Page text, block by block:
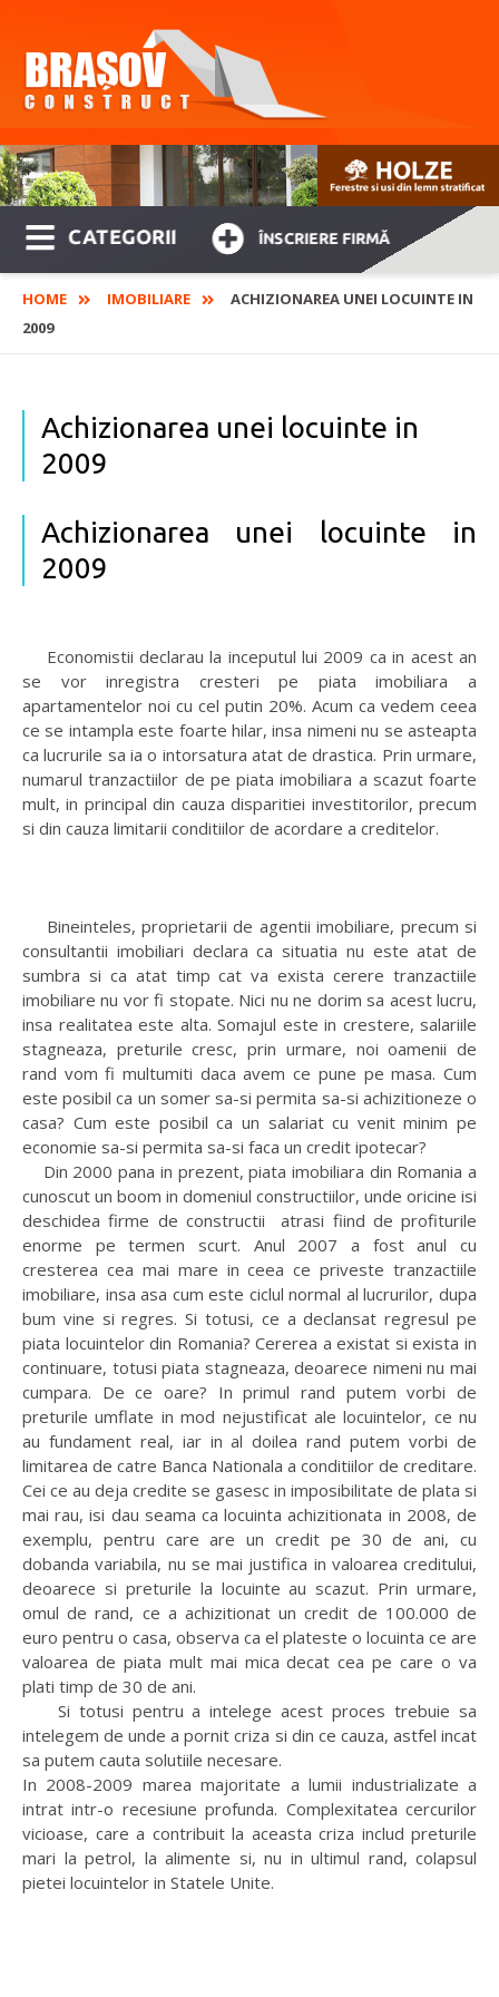
CATEGORII ÎNSCRIERE FIRMĂ
HOME IMOBILIARE
ACHIZIONAREA UNEI LOCUINTE IN
2009
Achizionarea unei locuinte in
2009
Achizionarea unei locuinte in
2009
Economistii declarau la inceputul lui 2009 ca in acest an
se vor inregistra cresteri pe piata imobiliara a
apartamentelor noi cu cel putin 20%. Acum ca vedem ceea
ce se intampla este foarte hilar, insa nimeni nu se asteapta
ca lucrurile sa ia o intorsatura atat de drastica. Prin urmare,
numarul tranzactiilor de pe piata imobiliara a scazut foarte
mult, in principal din cauza disparitiei investitorilor, precum
si din cauza limitarii conditiilor de acordare a creditelor.
Bineinteles, proprietarii de agentii imobiliare, precum si
consultantii imobiliari declara ca situatia nu este atat de
sumbra si ca atat timp cat va exista cerere tranzactiile
imobiliare nu vor fi stopate. Nici nu ne dorim sa acest lucru,
insa realitatea este alta. Somajul este in crestere, salariile
stagneaza, preturile cresc, prin urmare, noi oamenii de
rand vom fi multumiti daca avem ce pune pe masa. Cum
este posibil ca un somer sa-si permita sa-si achizitioneze o
casa? Cum este posibil ca un salariat cu venit minim pe
economie sa-si permita sa-si faca un credit ipotecar?
Din 2000 pana in prezent, piata imobiliara din Romania a
cunoscut un boom in domeniul constructiilor, unde oricine isi
deschidea firme de constructii atrasi fiind de profiturile
enorme pe termen scurt. Anul 2007 a fost anul cu
cresterea cea mai mare in ceea ce priveste tranzactiile
imobiliare, insa asa cum este ciclul normal al lucrurilor, dupa
bum vine si regres. Si totusi, ce a declansat regresul pe
piata locuintelor din Romania? Cererea a existat si exista in
continuare, totusi piata stagneaza, deoarece nimeni nu mai
cumpara. De ce oare? In primul rand putem vorbi de
preturile umflate in mod nejustificat ale locuintelor, ce nu
au fundament real, iar in al doilea rand putem vorbi de
limitarea de catre Banca Nationala a conditiilor de creditare.
Cei ce au deja credite se gasesc in imposibilitate de plata si
mai rau, isi dau seama ca locuinta achizitionata in 2008, de
exemplu, pentru care are un credit pe 30 de ani, cu
dobanda variabila, nu se mai justifica in valoarea creditului,
deoarece si preturile la locuinte au scazut. Prin urmare,
omul de rand, ce a achizitionat un credit de 100.000 de
euro pentru o casa, observa ca el plateste o locuinta ce are
valoarea de piata mult mai mica decat cea pe care o va
plati timp de 30 de ani.
Si totusi pentru a intelege acest proces trebuie sa
intelegem de unde a pornit criza si din ce cauza, astfel incat
sa putem cauta solutiile necesare.
In 2008-2009 marea majoritate a lumii industrializate a
intrat intr-o recesiune profunda. Complexitatea cercurilor
vicioase, care a contribuit la aceasta criza includ preturile
mari la petrol, la alimente si, nu in ultimul rand, colapsul
pietei locuintelor in Statele Unite.